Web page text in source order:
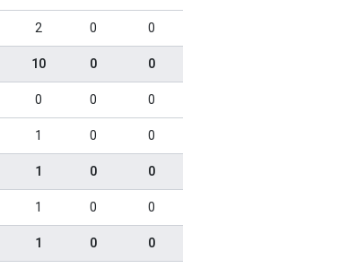
2 0 0
10 0 0
0 0 0
1 0 0
1 0 0
1 0 0
1 0 0